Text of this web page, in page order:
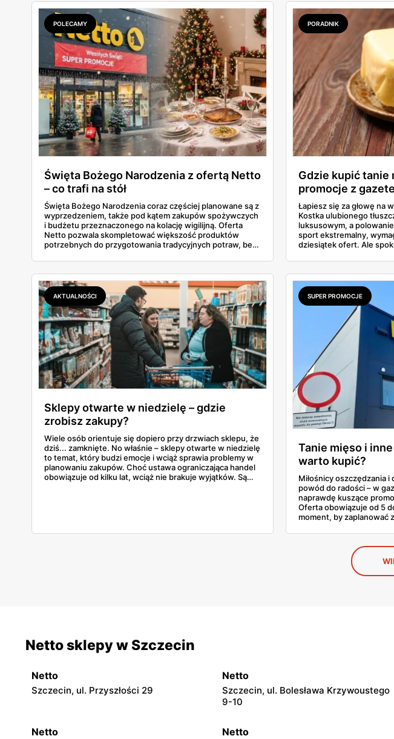
POLECAMY
Święta Bożego Narodzenia z ofertą Netto
– co trafi na stół
Święta Bożego Narodzenia coraz częściej planowane są z
wyprzedzeniem, także pod kątem zakupów spożywczych
i budżetu przeznaczonego na kolację wigilijną. Oferta
Netto pozwala skompletować większość produktów
potrzebnych do przygotowania tradycyjnych potraw, bez
sezonowych pojawiają się zarówno klasyczne składniki,
jak i gotowe półprodukty, które realnie skracają czas
spędzony w kuchni. To rozwiązanie wygodne, ale też
przewidywalne pod względem jakości i ceny.
PORADNIK
Gdzie kupić tanie
promocje z
Łapiesz się za głowę na
Kostka ulubionego
luksusowym, a
sport ekstremalny,
dziesiątek ofert. Ale
największych sklepów,
podpowiemy, jak
promocyjnych. Koniec z
AKTUALNOŚCI
Sklepy otwarte w niedzielę – gdzie
zrobisz zakupy?
Wiele osób orientuje się dopiero przy drzwiach sklepu, że
dziś... zamknięte. No właśnie – sklepy otwarte w niedzielę
to temat, który budzi emocje i wciąż sprawia problemy w
planowaniu zakupów. Choć ustawa ograniczająca handel
obowiązuje od kilku lat, wciąż nie brakuje wyjątków. Są
mieście.
SUPER PROMOCJE
Tanie mięso i
warto kupić?
Miłośnicy oszczędzania
powód do radości – w
naprawdę kuszące
Oferta obowiązuje od 5
moment, by zaplanować
symboliczne kilka groszy
sięgających nawet 47%!
soczyste owoce, które
wszystko to w jednym
skusić! Szczególnie gdy
Netto sklepy w Szczecin
Netto
Szczecin, ul. Przyszłości 29
Netto
Szczecin, ul. Bolesława Krzywoustego
9-10
Netto Netto